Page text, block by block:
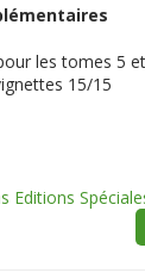
les tomes 5
15/15
Editions